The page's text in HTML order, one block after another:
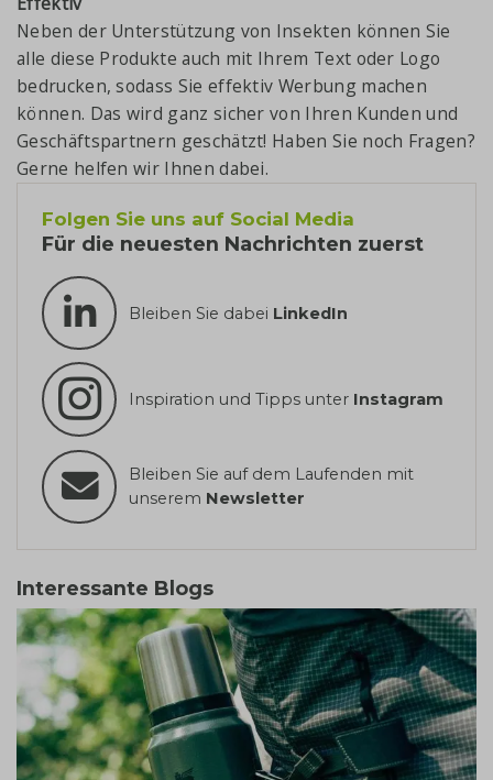
Neben der Unterstützung von Insekten können Sie
alle diese Produkte auch mit Ihrem Text oder Logo
bedrucken, sodass Sie effektiv Werbung machen
können. Das wird ganz sicher von Ihren Kunden und
Geschäftspartnern geschätzt! Haben Sie noch Fragen?
Gerne helfen wir Ihnen dabei.
Folgen Sie uns auf Social Media
Für die neuesten Nachrichten zuerst
Bleiben Sie dabei LinkedIn
Inspiration und Tipps unter Instagram
Bleiben Sie auf dem Laufenden mit
unserem Newsletter
Interessante Blogs